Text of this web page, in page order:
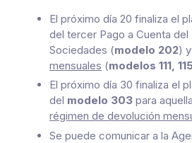
El próximo día 20 finaliza el
del tercer Pago a Cuenta
Sociedades (modelo 202)
mensuales (modelos 111,
El próximo día 30 finaliza el
del modelo 303 para
régimen de devolución
Se puede comunicar a la